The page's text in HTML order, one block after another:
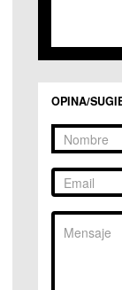
C.C.
OPINA/